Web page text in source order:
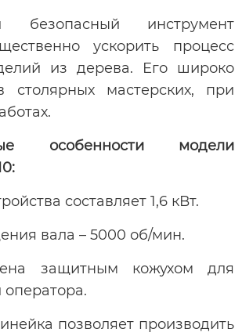
инструмент
ускорить процесс
из дерева. Его широко
столярных мастерских, при
особенности модели
составляет 1,6 кВт.
вала – 5000 об/мин.
защитным кожухом для
оператора.
позволяет производить